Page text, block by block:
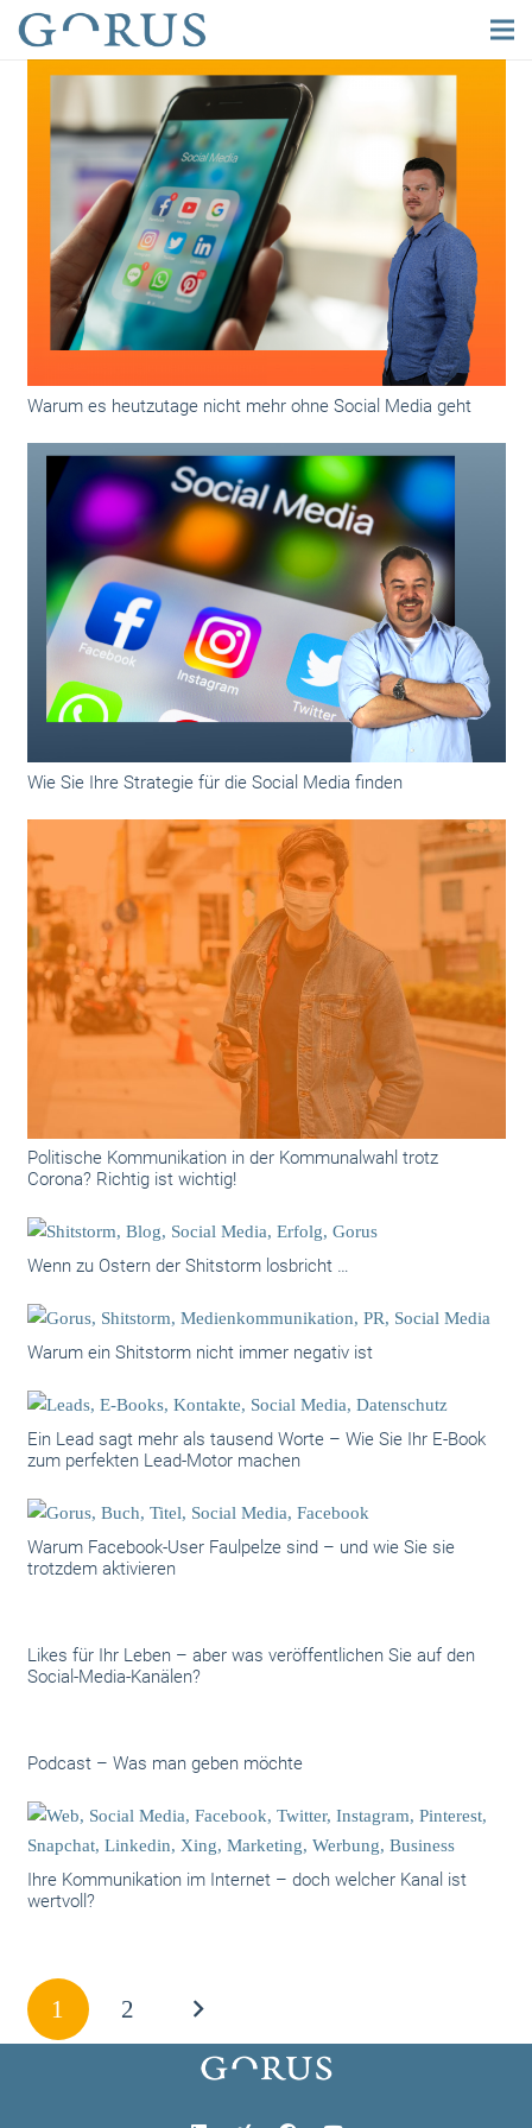
Warum es heutzutage nicht mehr ohne Social Media geht
Wie Sie Ihre Strategie für die Social Media finden
Politische Kommunikation in der Kommunalwahl trotz
Corona? Richtig ist wichtig!
Wenn zu Ostern der Shitstorm losbricht …
Warum ein Shitstorm nicht immer negativ ist
Ein Lead sagt mehr als tausend Worte – Wie Sie Ihr E-Book
zum perfekten Lead-Motor machen
Warum Facebook-User Faulpelze sind – und wie Sie sie
trotzdem aktivieren
Likes für Ihr Leben – aber was veröffentlichen Sie auf den
Social-Media-Kanälen?
Podcast – Was man geben möchte
Ihre Kommunikation im Internet – doch welcher Kanal ist
wertvoll?
1 2